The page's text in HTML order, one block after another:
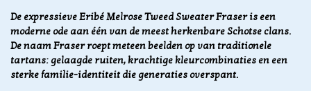
De expressieve Eribé Melrose Tweed Sweater Fraser is een
moderne ode aan één van de meest herkenbare Schotse clans.
De naam Fraser roept meteen beelden op van traditionele
tartans: gelaagde ruiten, krachtige kleurcombinaties en een
sterke familie-identiteit die generaties overspant.